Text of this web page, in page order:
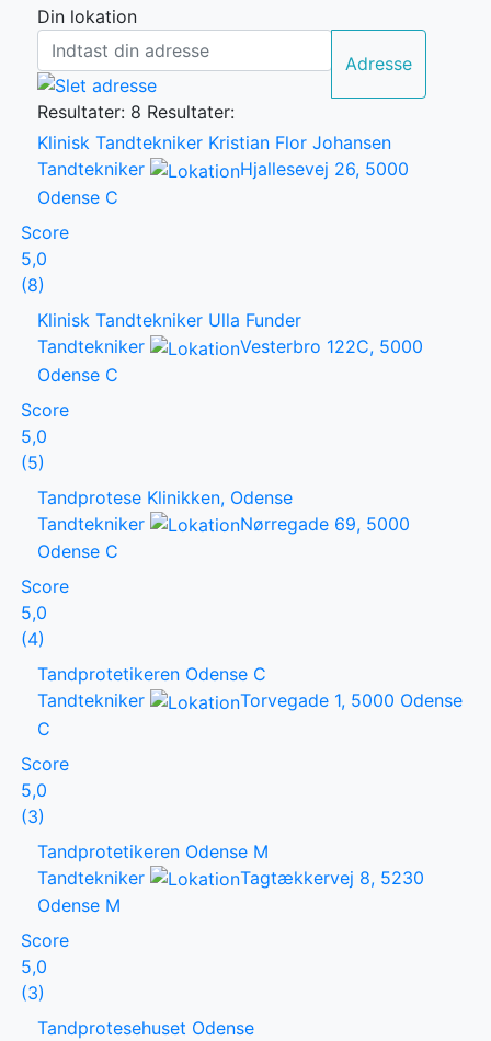
Din lokation
Adresse
Resultater: 8 Resultater:
Klinisk Tandtekniker Kristian Flor Johansen
Tandtekniker
Hjallesevej 26, 5000
Odense C
Score
5,0
(8)
Klinisk Tandtekniker Ulla Funder
Tandtekniker
Vesterbro 122C, 5000
Odense C
Score
5,0
(5)
Tandprotese Klinikken, Odense
Tandtekniker
Nørregade 69, 5000
Odense C
Score
5,0
(4)
Tandprotetikeren Odense C
Tandtekniker
Torvegade 1, 5000 Odense
C
Score
5,0
(3)
Tandprotetikeren Odense M
Tandtekniker
Tagtækkervej 8, 5230
Odense M
Score
5,0
(3)
Tandprotesehuset Odense